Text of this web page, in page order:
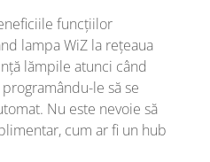
funcțiilor
lampa WiZ la rețeaua
lămpile atunci când
le să se
Nu este nevoie să
cum ar fi un hub